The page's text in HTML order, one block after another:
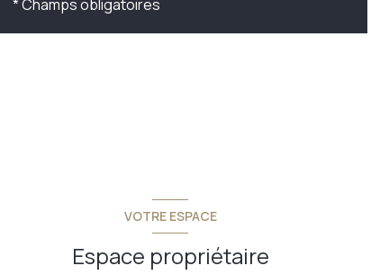
* Champs obligatoires
VOTRE ESPACE
Espace propriétaire